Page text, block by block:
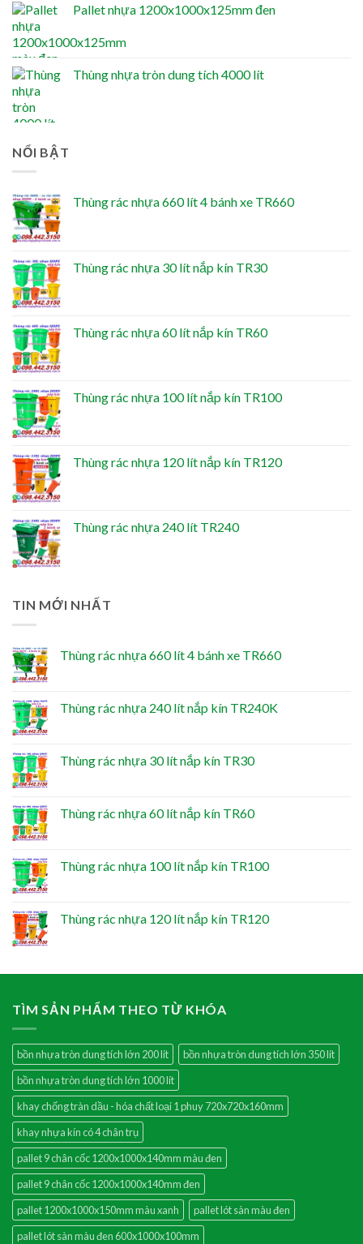
Pallet nhựa 1200x1000x125mm đen
Thùng nhựa tròn dung tích 4000 lít
NỔI BẬT
Thùng rác nhựa 660 lít 4 bánh xe TR660
Thùng rác nhựa 30 lít nắp kín TR30
Thùng rác nhựa 60 lít nắp kín TR60
Thùng rác nhựa 100 lít nắp kín TR100
Thùng rác nhựa 120 lít nắp kín TR120
Thùng rác nhựa 240 lít TR240
TIN MỚI NHẤT
Thùng rác nhựa 660 lít 4 bánh xe TR660
Thùng rác nhựa 240 lít nắp kín TR240K
Thùng rác nhựa 30 lít nắp kín TR30
Thùng rác nhựa 60 lít nắp kín TR60
Thùng rác nhựa 100 lít nắp kín TR100
Thùng rác nhựa 120 lít nắp kín TR120
TÌM SẢN PHẨM THEO TỪ KHÓA
bồn nhựa tròn dung tích lớn 200 lít
bồn nhựa tròn dung tích lớn 350 lít
bồn nhựa tròn dung tích lớn 1000 lít
khay chống tràn dầu - hóa chất loại 1 phuy 720x720x160mm
khay nhựa kín có 4 chân trụ
pallet 9 chân cốc 1200x1000x140mm màu đen
pallet 9 chân cốc 1200x1000x140mm đen
pallet 1200x1000x150mm màu xanh
pallet lót sàn màu đen
pallet lót sàn màu đen 600x1000x100mm